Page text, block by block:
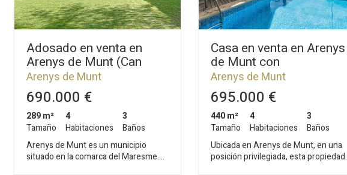
Adosado en venta en
Arenys de Munt (Can
Jalpi)
Arenys de Munt
690.000 €
289 m²
Tamaño
4
Habitaciones
3
Baños
Arenys de Munt es un municipio
situado en la comarca del Maresme.
Casa en venta en Arenys
de Munt con
espectaculares vistas mar
y montaña
Arenys de Munt
695.000 €
440 m²
Tamaño
4
Habitaciones
3
Baños
Ubicada en Arenys de Munt, en una
posición privilegiada, esta propiedad